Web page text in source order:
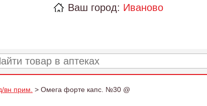
Ваш город: Иваново
прим. > Омега форте капс. №30 @